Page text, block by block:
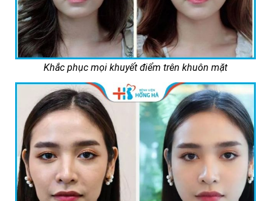
Khắc phục mọi khuyết điểm trên khuôn mặt